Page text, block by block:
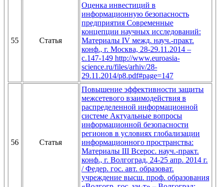
55 Статья
Оценка инвестиций в
информационную безопасность
предприятия Современные
концепции научных исследований:
Материалы IV межд. науч.-практ.
конф., г. Москва, 28-29.11.2014 –
с.147-149 http://www.euroasia-
science.ru/files/arhiv/28-
29.11.2014/p8.pdf#page=147
56 Статья
Повышение эффективности защиты
межсетевого взаимодействия в
распределенной информационной
системе Актуальные вопросы
информационной безопасности
регионов в условиях глобализации
информационного пространства:
Материалы III Всерос. науч.-практ.
конф., г. Волгоград, 24-25 апр. 2014 г.
/ Федер. гос. авт. образоват.
учреждение высш. проф. образования